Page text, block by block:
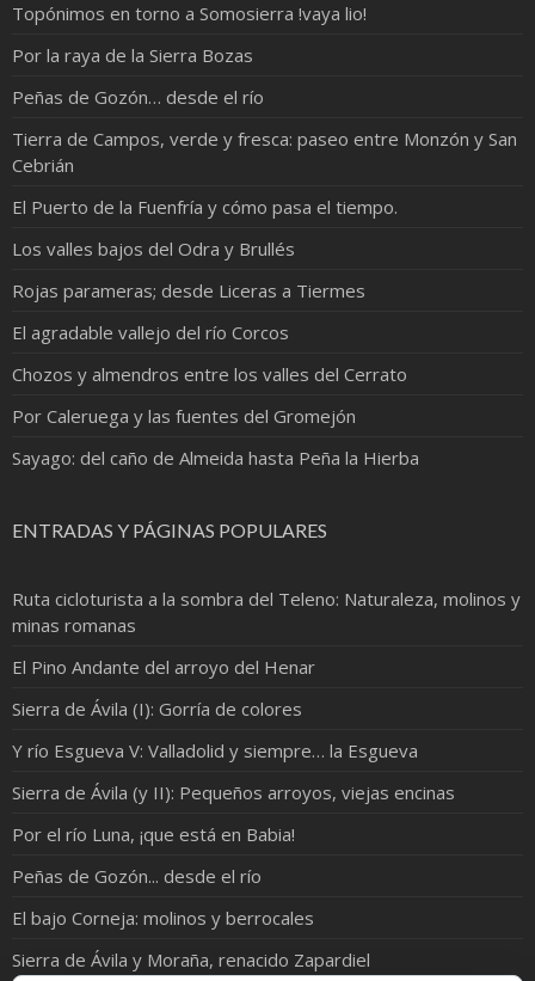
Topónimos en torno a Somosierra !vaya lio!
Por la raya de la Sierra Bozas
Peñas de Gozón… desde el río
Tierra de Campos, verde y fresca: paseo entre Monzón y San
Cebrián
El Puerto de la Fuenfría y cómo pasa el tiempo.
Los valles bajos del Odra y Brullés
Rojas parameras; desde Liceras a Tiermes
El agradable vallejo del río Corcos
Chozos y almendros entre los valles del Cerrato
Por Caleruega y las fuentes del Gromejón
Sayago: del caño de Almeida hasta Peña la Hierba
ENTRADAS Y PÁGINAS POPULARES
Ruta cicloturista a la sombra del Teleno: Naturaleza, molinos y
minas romanas
El Pino Andante del arroyo del Henar
Sierra de Ávila (I): Gorría de colores
Y río Esgueva V: Valladolid y siempre… la Esgueva
Sierra de Ávila (y II): Pequeños arroyos, viejas encinas
Por el río Luna, ¡que está en Babia!
Peñas de Gozón... desde el río
El bajo Corneja: molinos y berrocales
Sierra de Ávila y Moraña, renacido Zapardiel